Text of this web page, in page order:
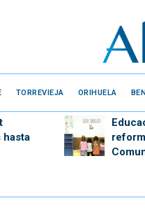
TORREVIEJA ORIHUELA
hasta